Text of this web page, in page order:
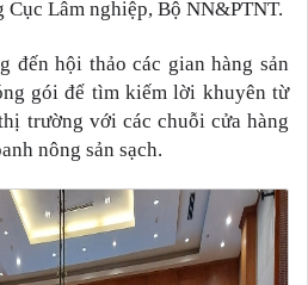
Cục Lâm nghiệp, Bộ NN&PTNT.
đến hội thảo các gian hàng sản
gói để tìm kiếm lời khuyên từ
trường với các chuỗi cửa hàng
nông sản sạch.